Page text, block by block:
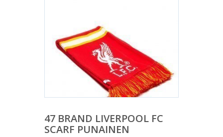
47 BRAND LIVERPOOL FC
SCARF PUNAINEN